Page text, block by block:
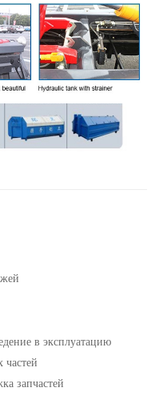
в эксплуатацию
запчастей